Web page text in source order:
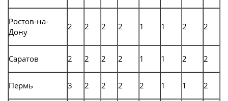
Ростов-на-
Дону
2 2 2 2 1 1 2 2
Саратов 2 2 2 2 1 1 2 2
Пермь 3 2 2 2 2 1 1 2